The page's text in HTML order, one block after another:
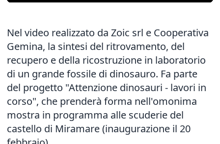
Nel video realizzato da Zoic srl e Cooperativa
Gemina, la sintesi del ritrovamento, del
recupero e della ricostruzione in laboratorio
di un grande fossile di dinosauro. Fa parte
del progetto "Attenzione dinosauri - lavori in
corso", che prenderà forma nell'omonima
mostra in programma alle scuderie del
castello di Miramare (inaugurazione il 20